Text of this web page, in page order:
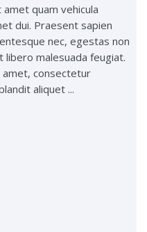
quam vehicula
dui. Praesent sapien
nec, egestas non
libero malesuada feugiat.
consectetur
aliquet ...